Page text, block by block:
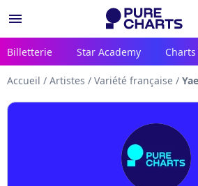
menu
Billetterie Star Academy
Accueil / Artistes / Variété française /